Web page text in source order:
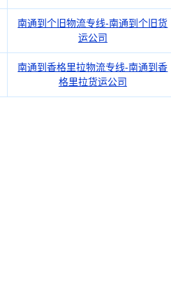
南通到个旧物流专线-南通到个旧货
运公司
南通到香格里拉物流专线-南通到香
格里拉货运公司